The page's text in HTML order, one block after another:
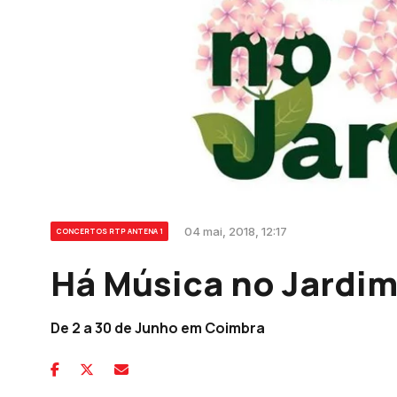
CONCERTOS RTP ANTENA 1 04 mai, 2018, 12:17
Há Música no Jardim
De 2 a 30 de Junho em Coimbra